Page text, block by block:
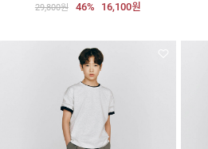
29,800원 46% 16,100원